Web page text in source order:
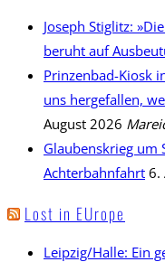
Joseph Stiglitz:
beruht auf
Prinzenbad-Kiosk
uns hergefallen,
August 2026
Glaubenskrieg um
Achterbahnfahrt 6.
Lost in EUrope
Leipzig/Halle: Ein